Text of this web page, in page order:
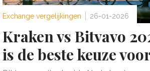
Exchange vergelijkingen 26-01-2026
Kraken vs Bitvavo
is de beste keuze